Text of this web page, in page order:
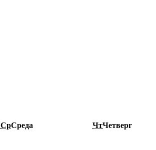
СрСреда ЧтЧетверг